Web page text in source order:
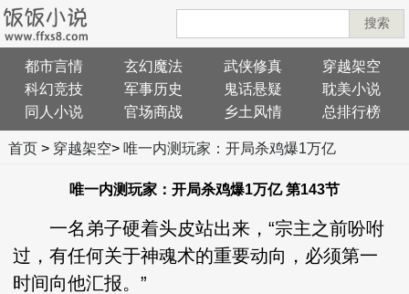
搜索
都市言情 玄幻魔法 武侠修真
穿越架空
科幻竞技
军事历史 鬼话悬疑
耽美小说
同人小说
官场商战 乡土风情 总排行榜
首页> 穿越架空> 唯一内测玩家：开局杀鸡爆1万亿
唯一内测玩家：开局杀鸡爆1万亿 第143节
一名弟子硬着头皮站出来，“宗主之前吩咐
过，有任何关于神魂术的重要动向，必须第一
时间向他汇报。”